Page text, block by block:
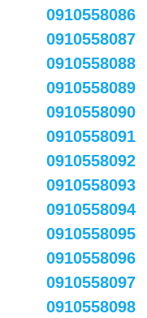
0910558086
0910558087
0910558088
0910558089
0910558090
0910558091
0910558092
0910558093
0910558094
0910558095
0910558096
0910558097
0910558098